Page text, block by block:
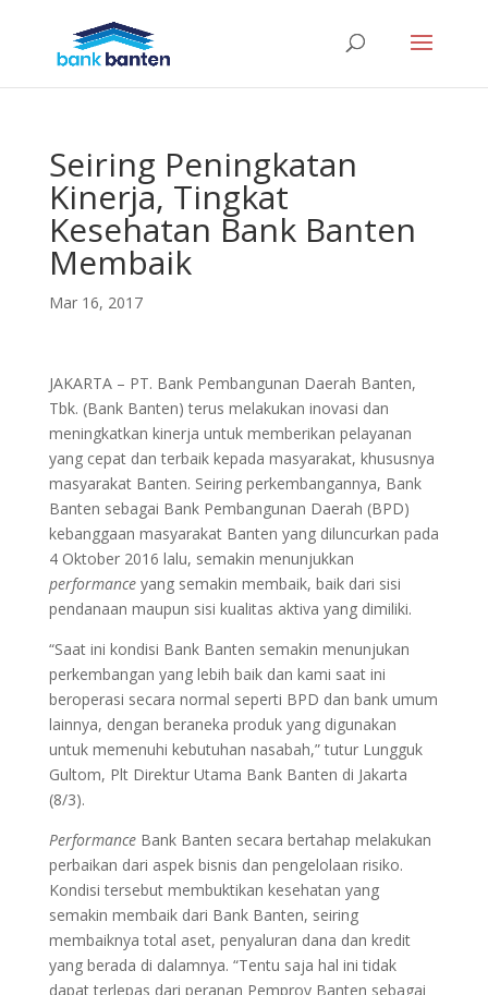
Seiring Peningkatan
Kinerja, Tingkat
Kesehatan Bank Banten
Membaik
Mar 16, 2017
JAKARTA – PT. Bank Pembangunan Daerah Banten,
Tbk. (Bank Banten) terus melakukan inovasi dan
meningkatkan kinerja untuk memberikan pelayanan
yang cepat dan terbaik kepada masyarakat, khususnya
masyarakat Banten. Seiring perkembangannya, Bank
Banten sebagai Bank Pembangunan Daerah (BPD)
kebanggaan masyarakat Banten yang diluncurkan pada
4 Oktober 2016 lalu, semakin menunjukkan
performanceyang semakin membaik, baik dari sisi
pendanaan maupun sisi kualitas aktiva yang dimiliki.
“Saat ini kondisi Bank Banten semakin menunjukan
perkembangan yang lebih baik dan kami saat ini
beroperasi secara normal seperti BPD dan bank umum
lainnya, dengan beraneka produk yang digunakan
untuk memenuhi kebutuhan nasabah,” tutur Lungguk
Gultom, Plt Direktur Utama Bank Banten di Jakarta
(8/3).
PerformanceBank Banten secara bertahap melakukan
perbaikan dari aspek bisnis dan pengelolaan risiko.
Kondisi tersebut membuktikan kesehatan yang
semakin membaik dari Bank Banten, seiring
membaiknya total aset, penyaluran dana dan kredit
yang berada di dalamnya. “Tentu saja hal ini tidak
dapat terlepas dari peranan Pemprov Banten sebagai